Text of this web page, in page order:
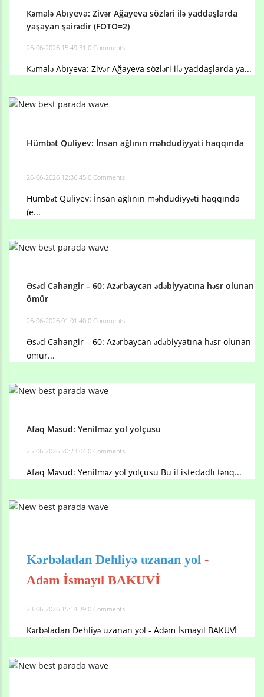
Kəmalə Abıyeva: Zivər Ağayeva sözləri ilə yaddaşlarda
yaşayan şairədir (FOTO=2)
26-06-2026 15:49:31 0 Comments
Kəmalə Abıyeva: Zivər Ağayeva sözləri ilə yaddaşlarda ya...
Hümbət Quliyev: İnsan ağlının məhdudiyyəti haqqında
26-06-2026 12:36:45 0 Comments
Hümbət Quliyev: İnsan ağlının məhdudiyyəti haqqında
(e...
Əsəd Cahangir – 60: Azərbaycan ədəbiyyatına həsr olunan
ömür
26-06-2026 01:01:40 0 Comments
Əsəd Cahangir – 60: Azərbaycan ədəbiyyatına həsr olunan
ömür...
Afaq Məsud: Yenilməz yol yolçusu
25-06-2026 20:23:04 0 Comments
Afaq Məsud: Yenilməz yol yolçusu Bu il istedadlı tənq...
Kərbəladan Dehliyə uzanan yol -
Adəm İsmayıl BAKUVİ
23-06-2026 15:14:39 0 Comments
Kərbəladan Dehliyə uzanan yol - Adəm İsmayıl BAKUVİ